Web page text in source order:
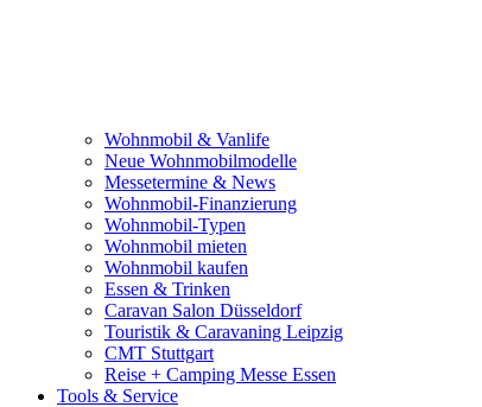
Wohnmobil & Vanlife
Neue Wohnmobilmodelle
Messetermine & News
Wohnmobil-Finanzierung
Wohnmobil-Typen
Wohnmobil mieten
Wohnmobil kaufen
Essen & Trinken
Caravan Salon Düsseldorf
Touristik & Caravaning Leipzig
CMT Stuttgart
Reise + Camping Messe Essen
Tools & Service